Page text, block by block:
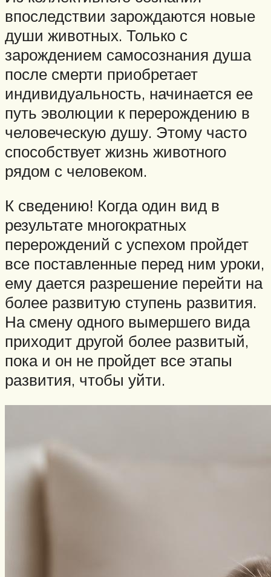
впоследствии зарождаются новые
души животных. Только с
зарождением самосознания душа
после смерти приобретает
индивидуальность, начинается ее
путь эволюции к перерождению в
человеческую душу. Этому часто
способствует жизнь животного
рядом с человеком.
К сведению! Когда один вид в
результате многократных
перерождений с успехом пройдет
все поставленные перед ним уроки,
ему дается разрешение перейти на
более развитую ступень развития.
На смену одного вымершего вида
приходит другой более развитый,
пока и он не пройдет все этапы
развития, чтобы уйти.